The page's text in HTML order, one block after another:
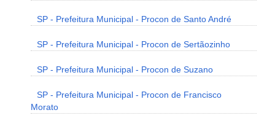
SP - Prefeitura Municipal - Procon de Santo André
SP - Prefeitura Municipal - Procon de Sertãozinho
SP - Prefeitura Municipal - Procon de Suzano
SP - Prefeitura Municipal - Procon de Francisco
Morato